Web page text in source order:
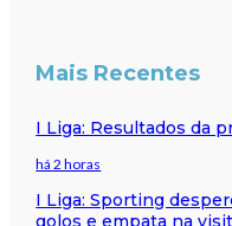
Mais Recentes
I Liga: Resultados da
há 2 horas
I Liga: Sporting
golos e empata na